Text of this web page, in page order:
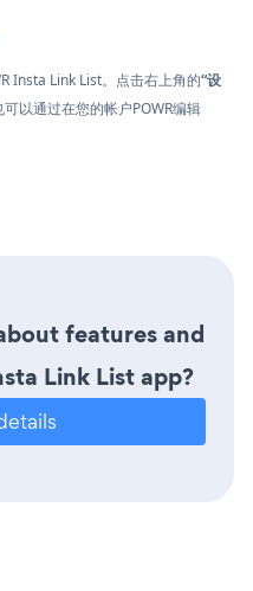
Insta Link List。点击右上角的“设
以通过在您的帐户POWR编辑
features and
Link List app?